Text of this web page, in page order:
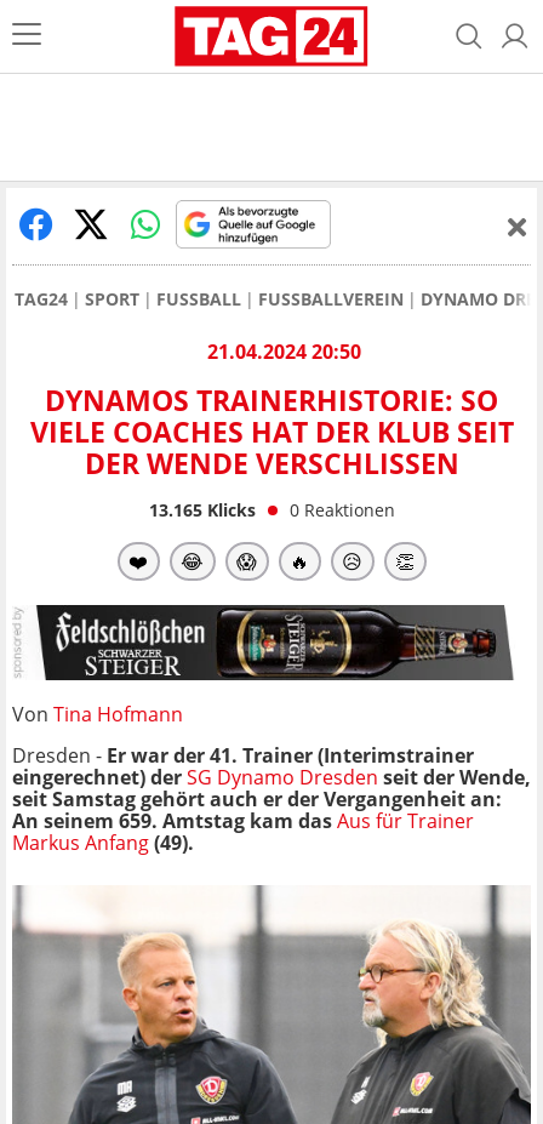
TAG24 SPORT FUSSBALL FUSSBALLVEREIN DYNAMO
21.04.2024 20:50
DYNAMOS TRAINERHISTORIE: SO
VIELE COACHES HAT DER KLUB SEIT
DER WENDE VERSCHLISSEN
13.165Klicks 0 Reaktionen
❤️ 😂 😱 🔥 😥 👏
Von Tina Hofmann
Dresden - Er war der 41. Trainer (Interimstrainer
eingerechnet) derSG Dynamo Dresden seit der Wende,
seit Samstag gehört auch er der Vergangenheit an:
An seinem 659. Amtstag kam dasAus für Trainer
Markus Anfang(49).